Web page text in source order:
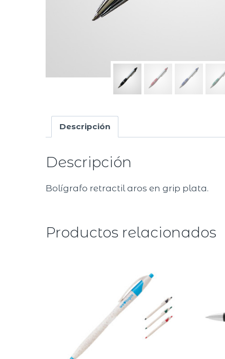
Descripción
Descripción
Bolígrafo retractil aros en grip plata.
Productos relacionados